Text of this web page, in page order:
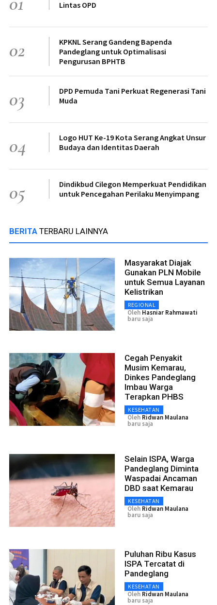
Lintas OPD
02
KPKNL Serang Gandeng Bapenda
Pandeglang untuk Optimalisasi
Pengurusan BPHTB
03
DPD Pemuda Tani Perkuat Regenerasi Tani
Muda
04
Logo HUT Ke-19 Kota Serang Angkat Unsur
Budaya dan Identitas Daerah
05
Dindikbud Cilegon Memperkuat Pendidikan
untuk Pencegahan Perilaku Menyimpang
BERITA TERBARU LAINNYA
Masyarakat Diajak
Gunakan PLN Mobile
untuk Semua Layanan
Kelistrikan
REGIONAL
Oleh Hasniar Rahmawati
baru saja
Cegah Penyakit
Musim Kemarau,
Dinkes Pandeglang
Imbau Warga
Terapkan PHBS
KESEHATAN
Oleh Ridwan Maulana
baru saja
Selain ISPA, Warga
Pandeglang Diminta
Waspadai Ancaman
DBD saat Kemarau
KESEHATAN
Oleh Ridwan Maulana
baru saja
Puluhan Ribu Kasus
ISPA Tercatat di
Pandeglang
KESEHATAN
Oleh Ridwan Maulana
baru saja